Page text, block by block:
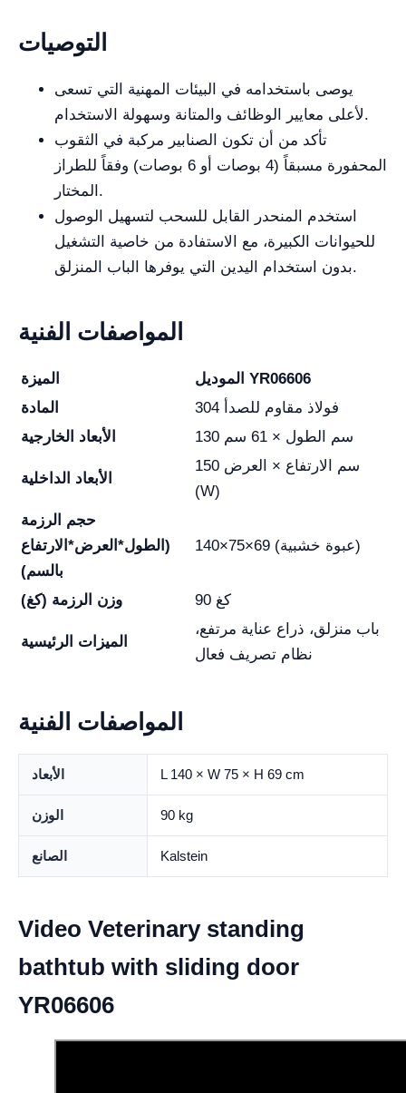
التوصيات
يوصى باستخدامه في البيئات المهنية التي تسعى
لأعلى معايير الوظائف والمتانة وسهولة الاستخدام.
تأكد من أن تكون الصنابير مركبة في الثقوب
المحفورة مسبقاً (4 بوصات أو 6 بوصات) وفقاً للطراز
المختار.
استخدم المنحدر القابل للسحب لتسهيل الوصول
للحيوانات الكبيرة، مع الاستفادة من خاصية التشغيل
بدون استخدام اليدين التي يوفرها الباب المنزلق.
المواصفات الفنية
الميزة
الموديل YR06606
المادة
فولاذ مقاوم للصدأ 304
الأبعاد الخارجية
130 سم الطول × 61 سم
الأبعاد الداخلية
150 سم الارتفاع × العرض
(W)
حجم الرزمة
(الطول*العرض*الارتفاع
بالسم)
140×75×69 (عبوة خشبية)
وزن الرزمة (كغ) 90 كغ
الميزات الرئيسية
باب منزلق، ذراع عناية مرتفع،
نظام تصريف فعال
المواصفات الفنية
الأبعاد L 140 × W 75 × H 69 cm
الوزن 90 kg
الصانع Kalstein
Video Veterinary standing
bathtub with sliding door
YR06606